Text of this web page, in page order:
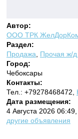
Автор:
ООО ТРК
Раздел:
Продажа
Прочая ж/д
Город:
Чебоксары
Контакты:
Тел.: +79278468472,
Дата размещения:
4 Августа 2026
другие объявления